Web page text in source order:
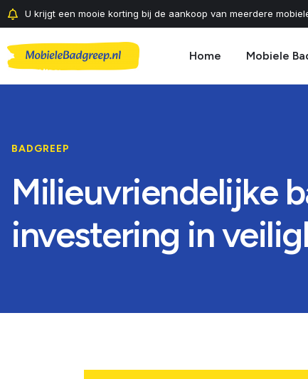
U krijgt een mooie korting bij de aankoop van meerdere
Home Mobiele
BADGREEP
Milieuvriendelijke
investering in